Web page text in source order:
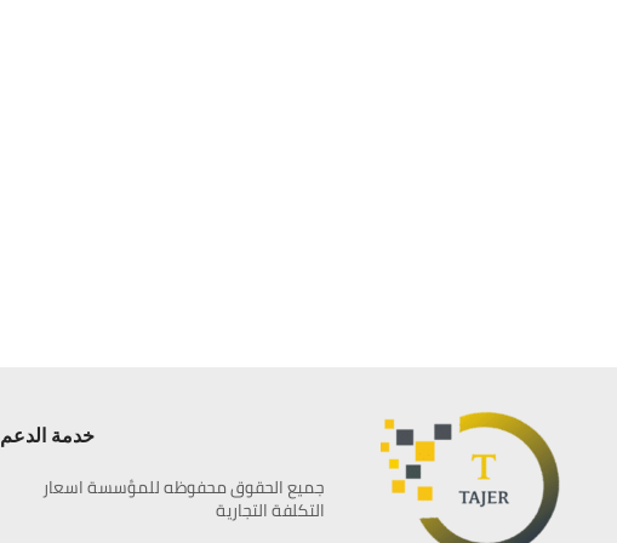
خدمة الدعم
جميع الحقوق محفوظه للمؤسسة اسعار
التكلفة التجارية